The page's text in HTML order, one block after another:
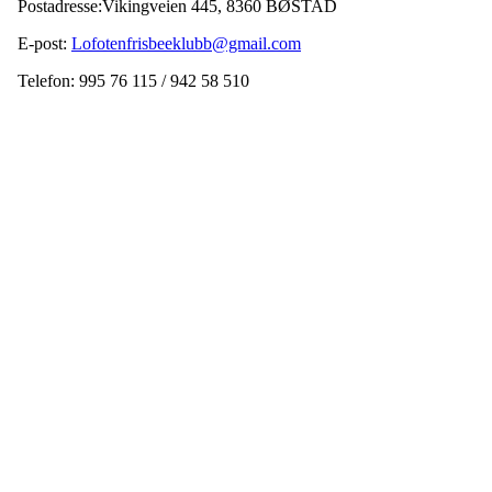
Postadresse:Vikingveien 445, 8360 BØSTAD
E-post: Lofotenfrisbeeklubb@gmail.com
Telefon: 995 76 115 / 942 58 510